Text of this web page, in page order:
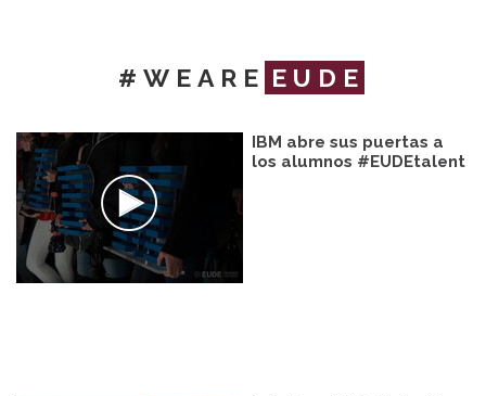
#WEARE EUDE
IBM abre sus puertas a
los alumnos #EUDEtalent